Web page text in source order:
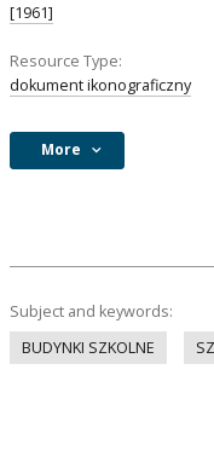
[1961]
Resource Type:
dokument ikonograficzny
More
Subject and keywords:
BUDYNKI SZKOLNE